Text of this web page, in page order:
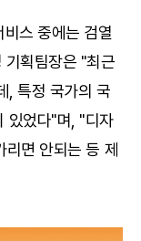
스 중에는 검열
기획팀장은 "최근
, 특정 국가의 국
있었다"며, "디자
면 안되는 등 제